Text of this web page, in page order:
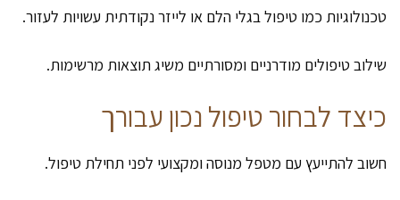
טכנולוגיות כמו טיפול בגלי הלם או לייזר נקודתית עשויות לעזור.
שילוב טיפולים מודרניים ומסורתיים משיג תוצאות מרשימות.
כיצד לבחור טיפול נכון עבורך
חשוב להתייעץ עם מטפל מנוסה ומקצועי לפני תחילת טיפול.